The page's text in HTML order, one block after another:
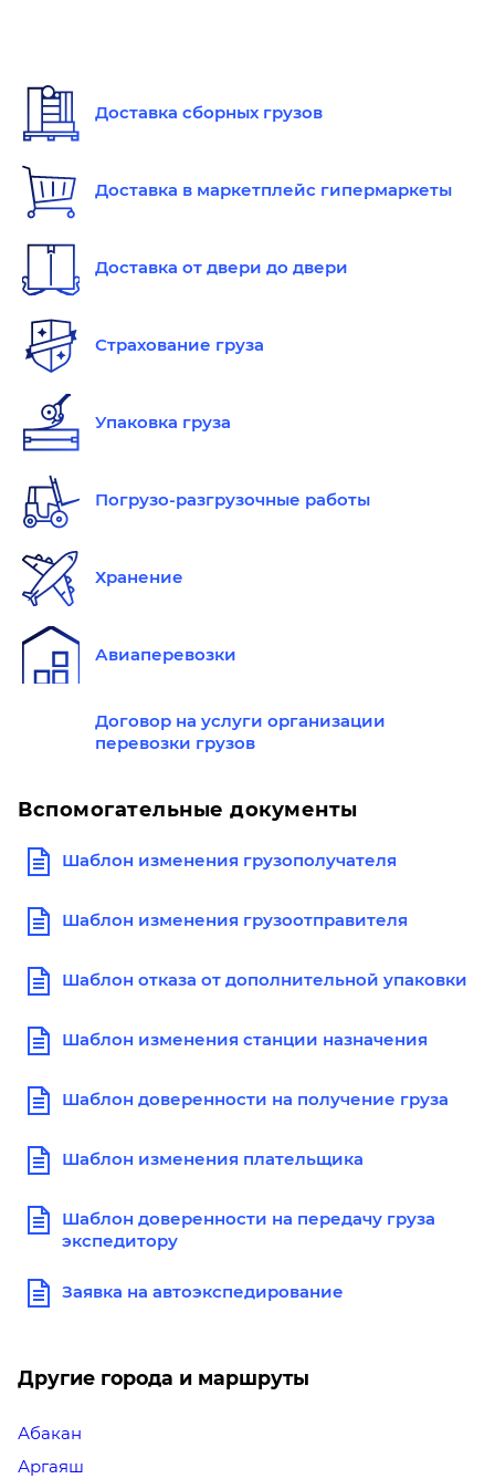
Доставка сборных грузов
Доставка в маркетплейс гипермаркеты
Доставка от двери до двери
Страхование груза
Упаковка груза
Погрузо-разгрузочные работы
Хранение
Авиаперевозки
Договор на услуги организации
перевозки грузов
Вспомогательные документы
Шаблон изменения грузополучателя
Шаблон изменения грузоотправителя
Шаблон отказа от дополнительной упаковки
Шаблон изменения станции назначения
Шаблон доверенности на получение груза
Шаблон изменения плательщика
Шаблон доверенности на передачу груза
экспедитору
Заявка на автоэкспедирование
Другие города и маршруты
Абакан
Аргаяш